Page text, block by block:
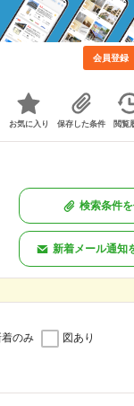
会員登録
お気に入り 保存した条件 閲覧
検索条件
新着メール通知
のみ 図あり